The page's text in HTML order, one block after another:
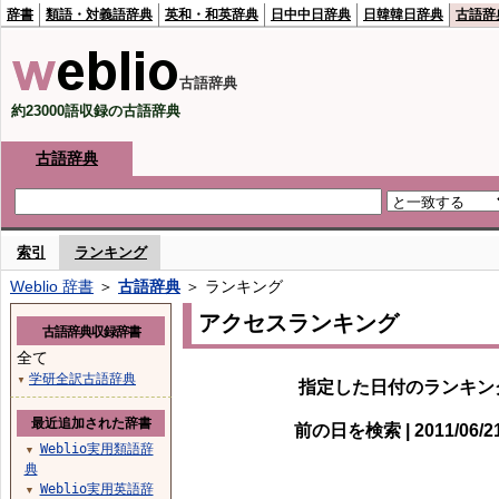
辞書 類語・対義語辞典 英和・和英辞典 日中中日辞典 日韓韓日辞典 古語辞
古語辞典
約23000語収録の古語辞典
古語辞典
索引 ランキング
Weblio 辞書 ＞ 古語辞典 ＞ ランキング
アクセスランキング
指定した日付のランキ
前の日を検索 | 2011/06/
古語辞典収録辞書
全て
▼ 学研全訳古語辞典
最近追加された辞書
▼
Weblio実用類語辞
典
▼ Weblio実用英語辞